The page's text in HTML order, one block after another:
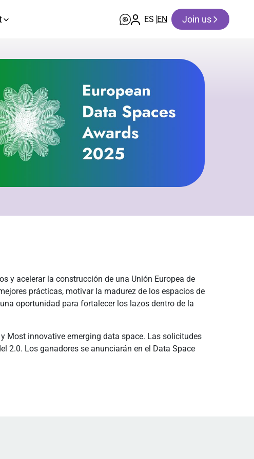
ES EN Join us
y acelerar la construcción de una Unión Europea de
prácticas, motivar la madurez de los espacios de
oportunidad para fortalecer los lazos dentro de la
Most innovative emerging data space. Las solicitudes
2.0. Los ganadores se anunciarán en el Data Space